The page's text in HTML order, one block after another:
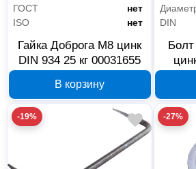
ГОСТ
нет
ISO
нет
Гайка Доброга М8 цинк
DIN 934 25 кг 00031655
В корзину
DIN
-19% -27%